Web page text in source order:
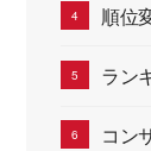
順位
ラン
コン